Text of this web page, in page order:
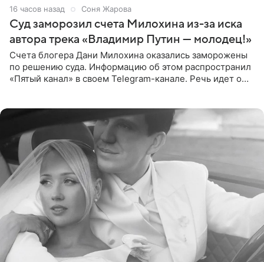
16 часов назад Соня Жарова
Суд заморозил счета Милохина из-за иска
автора трека «Владимир Путин — молодец!»
Счета блогера Дани Милохина оказались заморожены
по решению суда. Информацию об этом распространил
«Пятый канал» в своем Telegram-канале. Речь идет о